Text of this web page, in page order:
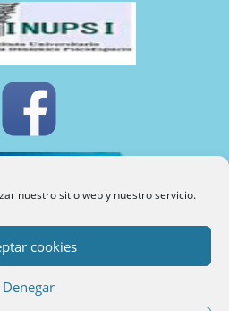
nuestro sitio web y nuestro servicio.
cookies
Denegar
©2024